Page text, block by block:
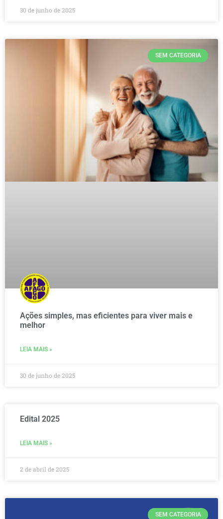
30 de junho de 2025
SEM CATEGORIA
Ações simples, mas eficientes para viver mais e
melhor
LEIA MAIS »
30 de junho de 2025
Edital 2025
LEIA MAIS »
2 de abril de 2025
SEM CATEGORIA